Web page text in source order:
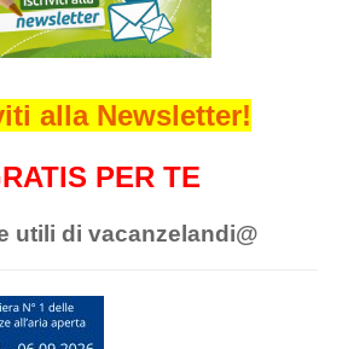
alla Newsletter!
PER TE
utili di vacanzelandi@